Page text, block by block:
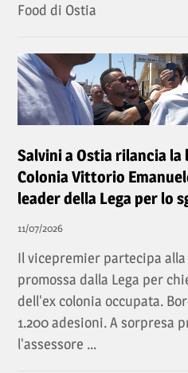
Food di Ostia
Salvini a Ostia rilancia la
Colonia Vittorio
leader della Lega per lo
11/07/2026
Il vicepremier partecipa
promossa dalla Lega per
dell'ex colonia occupata.
1.200 adesioni. A sorpresa
l'assessore ...